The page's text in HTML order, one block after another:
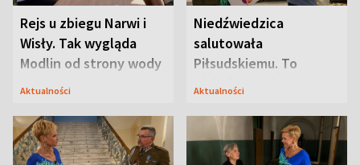
Rejs u zbiegu Narwi i
Wisły. Tak wygląda
Modlin od strony wody
Aktualności
Niedźwiedzica
salutowała
Piłsudskiemu. To
niejedyna tajemnica
Aktualności